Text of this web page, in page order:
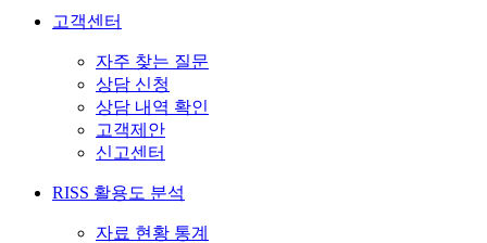
고객센터
자주 찾는 질문
상담 신청
상담 내역 확인
고객제안
신고센터
RISS 활용도 분석
자료 현황 통계